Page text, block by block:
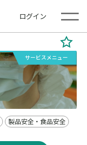
ログイン
サービスメニュー
製品安全・食品安全